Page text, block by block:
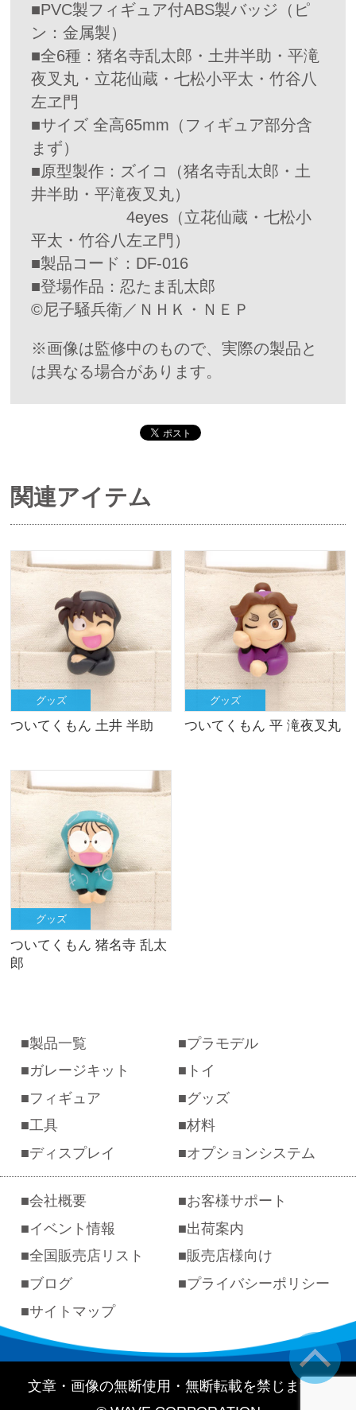
■PVC製フィギュア付ABS製バッジ（ピ
ン：金属製）
■全6種：猪名寺乱太郎・土井半助・平滝
夜叉丸・立花仙蔵・七松小平太・竹谷八
左ヱ門
■サイズ 全高65mm（フィギュア部分含
まず）
■原型製作：ズイコ（猪名寺乱太郎・土
井半助・平滝夜叉丸）
4eyes（立花仙蔵・七松小
平太・竹谷八左ヱ門）
■製品コード：DF-016
■登場作品：忍たま乱太郎
©尼子騒兵衛／ＮＨＫ・ＮＥＰ
※画像は監修中のもので、実際の製品と
は異なる場合があります。
関連アイテム
グッズ
ついてくもん 土井 半助
グッズ
ついてくもん 平 滝夜叉丸
グッズ
ついてくもん 猪名寺 乱太
郎
製品一覧
プラモデル
ガレージキット
トイ
フィギュア
グッズ
工具
材料
ディスプレイ
オプションシステム
会社概要
お客様サポート
イベント情報
出荷案内
全国販売店リスト
販売店様向け
ブログ
プライバシーポリシー
サイトマップ
文章・画像の無断使用・無断転載を禁じます。